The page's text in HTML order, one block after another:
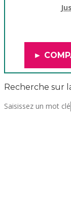
►
Recherche sur
Saisissez un mot clé